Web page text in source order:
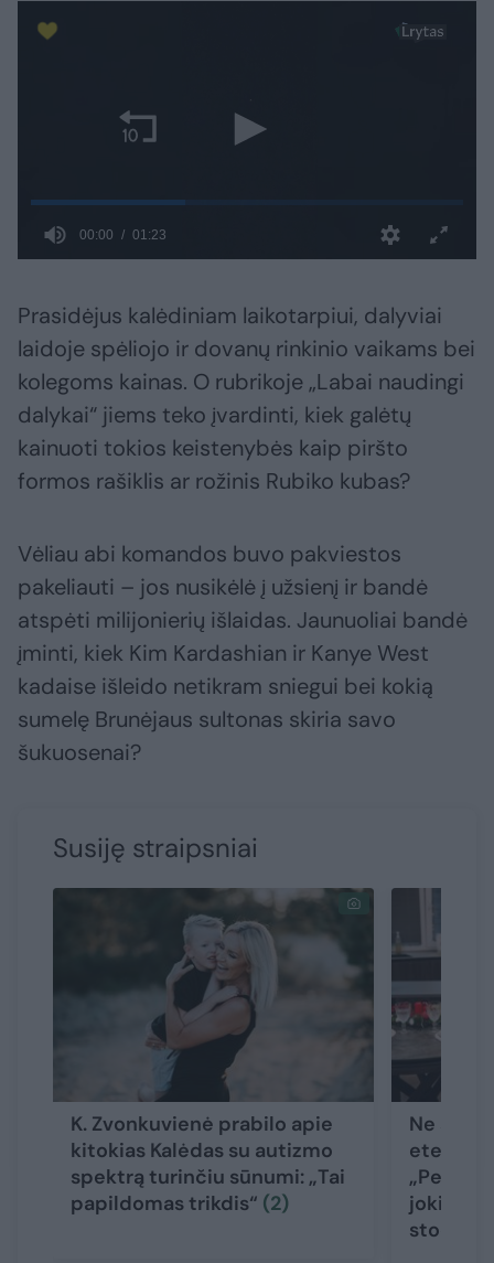
Prasidėjus kalėdiniam laikotarpiui, dalyviai
laidoje spėliojo ir dovanų rinkinio vaikams bei
kolegoms kainas. O rubrikoje „Labai naudingi
dalykai“ jiems teko įvardinti, kiek galėtų
kainuoti tokios keistenybės kaip piršto
formos rašiklis ar rožinis Rubiko kubas?
Vėliau abi komandos buvo pakviestos
pakeliauti – jos nusikėlė į užsienį ir bandė
atspėti milijonierių išlaidas. Jaunuoliai bandė
įminti, kiek Kim Kardashian ir Kanye West
kadaise išleido netikram sniegui bei kokią
sumelę Brunėjaus sultonas skiria savo
šukuosenai?
Susiję straipsniai
K. Zvonkuvienė prabilo apie
kitokias Kalėdas su autizmo
spektrą turinčiu sūnumi: „Tai
papildomas trikdis“ (2)
Ne savo
eterį
„Per
jokio
stočių“